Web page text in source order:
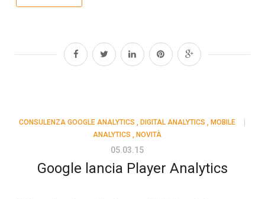
CONSULENZA GOOGLE ANALYTICS , DIGITAL ANALYTICS , MOBILE
ANALYTICS , NOVITÀ
05.03.15
Google lancia Player Analytics